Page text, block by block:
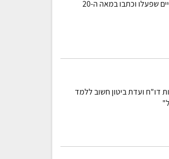
דו"ח ועדת ביטון חשוב ללמד